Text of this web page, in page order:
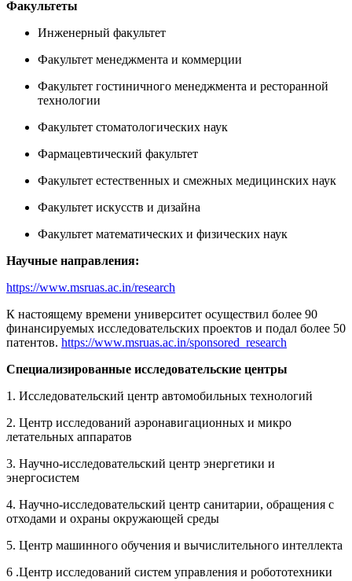
Факультеты
Инженерный факультет
Факультет менеджмента и коммерции
Факультет гостиничного менеджмента и ресторанной
технологии
Факультет стоматологических наук
Фармацевтический факультет
Факультет естественных и смежных медицинских наук
Факультет искусств и дизайна
Факультет математических и физических наук
Научные направления:
https://www.msruas.ac.in/research
К настоящему времени университет осуществил более 90
финансируемых исследовательских проектов и подал более 50
патентов. https://www.msruas.ac.in/sponsored_research
Специализированные исследовательские центры
1. Исследовательский центр автомобильных технологий
2. Центр исследований аэронавигационных и микро
летательных аппаратов
3. Научно-исследовательский центр энергетики и
энергосистем
4. Научно-исследовательский центр санитарии, обращения с
отходами и охраны окружающей среды
5. Центр машинного обучения и вычислительного интеллекта
6 .Центр исследований систем управления и робототехники